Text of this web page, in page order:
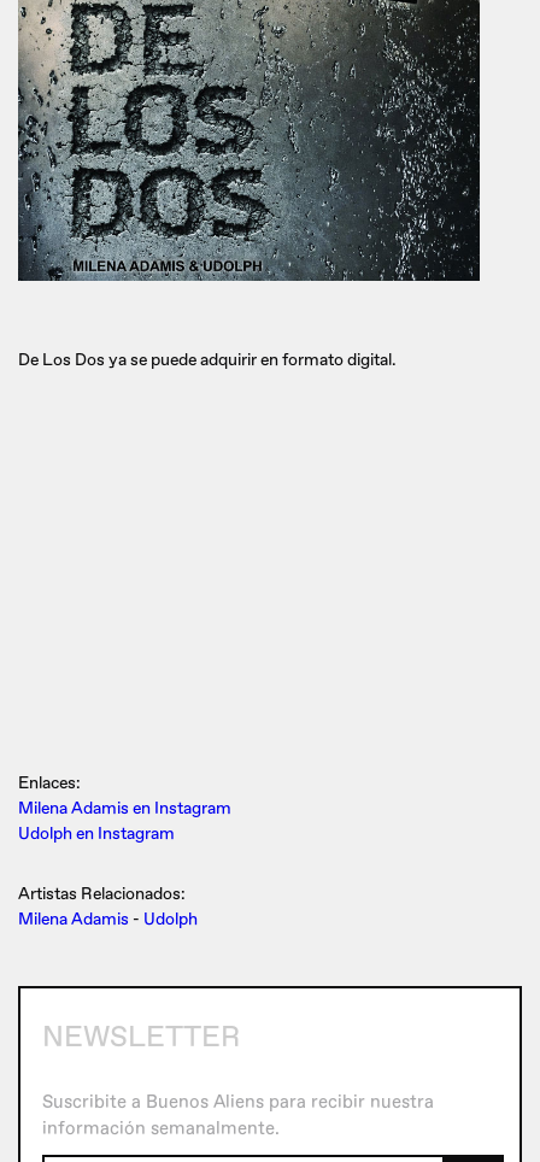
De Los Dos ya se puede adquirir en formato digital.
Enlaces:
Milena Adamis en Instagram
Udolph en Instagram
Artistas Relacionados:
Milena Adamis - Udolph
NEWSLETTER
Suscribite a Buenos Aliens para recibir nuestra
información semanalmente.